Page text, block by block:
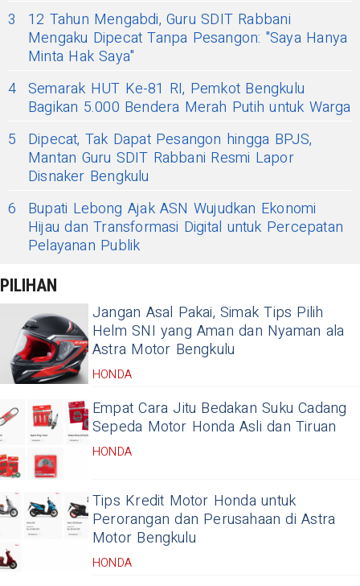
3
12 Tahun Mengabdi, Guru SDIT Rabbani
Mengaku Dipecat Tanpa Pesangon: "Saya Hanya
Minta Hak Saya"
4 Semarak HUT Ke-81 RI, Pemkot Bengkulu
Bagikan 5.000 Bendera Merah Putih untuk Warga
5
Dipecat, Tak Dapat Pesangon hingga BPJS,
Mantan Guru SDIT Rabbani Resmi Lapor
Disnaker Bengkulu
6
Bupati Lebong Ajak ASN Wujudkan Ekonomi
Hijau dan Transformasi Digital untuk Percepatan
Pelayanan Publik
PILIHAN
Jangan Asal Pakai, Simak Tips Pilih
Helm SNI yang Aman dan Nyaman ala
Astra Motor Bengkulu
HONDA
Empat Cara Jitu Bedakan Suku Cadang
Sepeda Motor Honda Asli dan Tiruan
HONDA
Tips Kredit Motor Honda untuk
Perorangan dan Perusahaan di Astra
Motor Bengkulu
HONDA